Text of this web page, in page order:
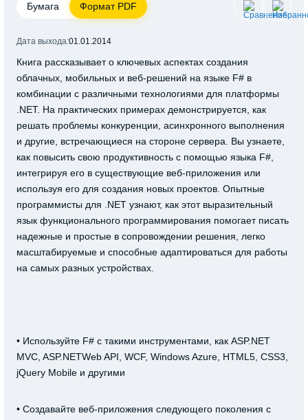
Бумага Формат PDF
Дата выхода:01.01.2014
Книга рассказывает о ключевых аспектах создания
облачных, мобильных и веб-решений на языке F# в
комбинации с различными технологиями для платформы
.NET. На практических примерах демонстрируется, как
решать проблемы конкуренции, асинхронного выполнения
и другие, встречающиеся на стороне сервера. Вы узнаете,
как повысить свою продуктивность с помощью языка F#,
интегрируя его в существующие веб-приложения или
используя его для создания новых проектов. Опытные
программисты для .NET узнают, как этот выразительный
язык функционального программирования помогает писать
надежные и простые в сопровождении решения, легко
масштабируемые и способные адаптироваться для работы
на самых разных устройствах.
• Используйте F# с такими инструментами, как ASP.NET
MVC, ASP.NETWeb API, WCF, Windows Azure, HTML5, CSS3,
jQuery Mobile и другими
• Создавайте веб-приложения следующего поколения с